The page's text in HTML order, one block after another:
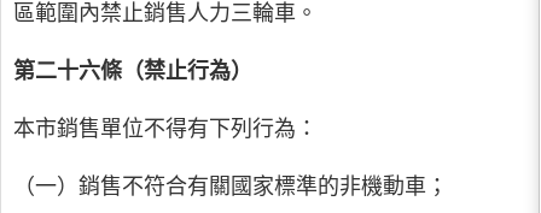
區範圍內禁止銷售人力三輪車。
第二十六條（禁止行為）
本市銷售單位不得有下列行為：
（一）銷售不符合有關國家標準的非機動車；